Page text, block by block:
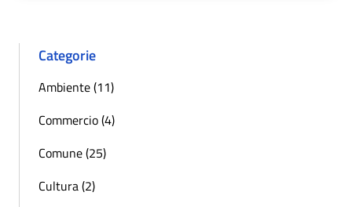
Categorie
Ambiente (11)
Commercio (4)
Comune (25)
Cultura (2)